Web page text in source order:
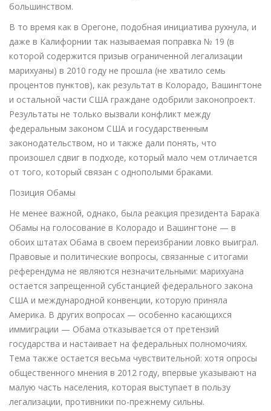
большинством.
В то время как в Орегоне, подобная инициатива рухнула, и
даже в Калифорнии так называемая поправка № 19 (в
которой содержится призыв ограниченной легализации
марихуаны) в 2010 году не прошла (не хватило семь
процентов пунктов), как результат в Колорадо, Вашингтоне
и остальной части США граждане одобрили законопроект.
Результаты не только вызвали конфликт между
федеральным законом США и государственным
законодательством, но и также дали понять, что
произошел сдвиг в подходе, который мало чем отличается
от того, который связан с однополыми браками.
Позиция Обамы
Не менее важной, однако, была реакция президента Барака
Обамы на голосование в Колорадо и Вашингтоне — в
обоих штатах Обама в своем переизбрании ловко выиграл.
Правовые и политические вопросы, связанные с итогами
референдума не являются незначительными: марихуана
остается запрещенной субстанцией федерального закона
США и международной конвенции, которую приняла
Америка. В других вопросах — особенно касающихся
иммиграции — Обама отказывается от претензий
государства и настаивает на федеральных полномочиях.
Тема также остается весьма чувствительной: хотя опросы
общественного мнения в 2012 году, впервые указывают на
малую часть населения, которая выступает в пользу
легализации, противники по-прежнему сильны.